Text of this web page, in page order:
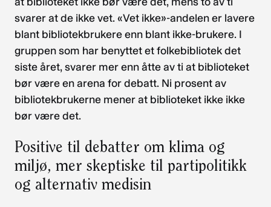
svarer at de ikke vet. «Vet ikke»-andelen er lavere
blant bibliotekbrukere enn blant ikke-brukere. I
gruppen som har benyttet et folkebibliotek det
siste året, svarer mer enn åtte av ti at biblioteket
bør være en arena for debatt. Ni prosent av
bibliotekbrukerne mener at biblioteket ikke ikke
bør være det.
Positive til debatter om klima og
miljø, mer skeptiske til partipolitikk
og alternativ medisin